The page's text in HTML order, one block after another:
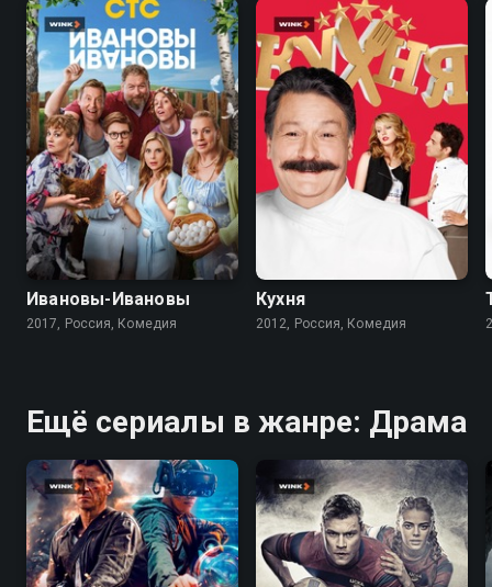
7.8 6.6
Ивановы-Ивановы
2017, Россия, Комедия
Кухня
2012, Россия, Комедия
Ещё сериалы в жанре: Драма